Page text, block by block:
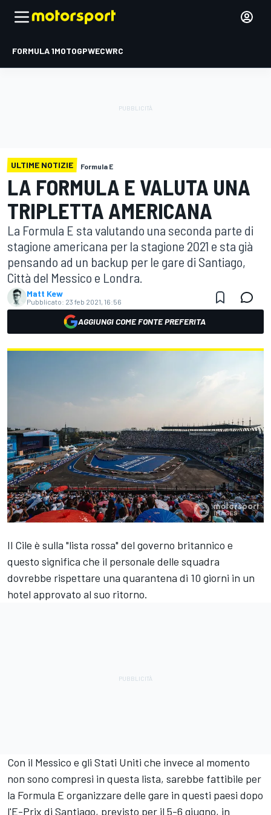
FORMULA 1MOTOGPWECWRC
ULTIME NOTIZIE Formula E
LA FORMULA E VALUTA UNA
TRIPLETTA AMERICANA
La Formula E sta valutando una seconda parte di
stagione americana per la stagione 2021 e sta già
pensando ad un backup per le gare di Santiago,
Città del Messico e Londra.
Matt Kew
Pubblicato: 23 feb 2021, 16:56
AGGIUNGI COME FONTE PREFERITA
Il Cile è sulla "lista rossa" del governo britannico e
questo significa che il personale delle squadra
dovrebbe rispettare una quarantena di 10 giorni in un
hotel approvato al suo ritorno.
Con il Messico e gli Stati Uniti che invece al momento
non sono compresi in questa lista, sarebbe fattibile per
la Formula E organizzare delle gare in questi paesi dopo
l'E-Prix di Santiago, previsto per il 5-6 giugno, in